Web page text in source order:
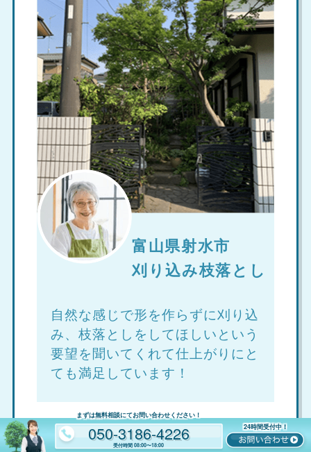
富山県射水市
刈り込み枝落とし
自然な感じで形を作らずに刈り込
み、枝落としをしてほしいという
要望を聞いてくれて仕上がりにと
ても満足しています！
まずは無料相談にてお問い合わせください！
050-3186-4226
受付時間08:00〜18:00
24時間受付中！